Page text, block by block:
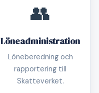
👥
Löneadministration
Löneberedning och
rapportering till
Skatteverket.